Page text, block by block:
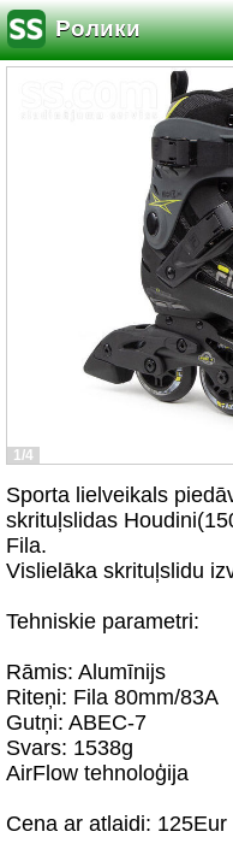
Ролики
1/4
Sporta lielveikals
skrituļslidas
Fila.
Vislielāka skrituļslidu
Tehniskie parametri:
Rāmis: Alumīnijs
Riteņi: Fila 80mm/83A
Gutņi: ABEC-7
Svars: 1538g
AirFlow tehnoloģija
Cena ar atlaidi: 125Eur